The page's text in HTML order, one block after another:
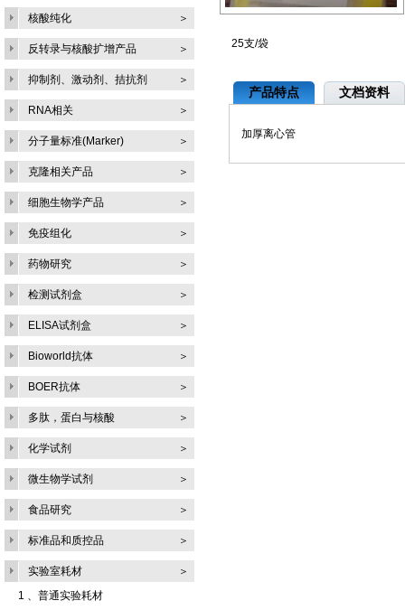
核酸纯化 ＞
反转录与核酸扩增产品 ＞
抑制剂、激动剂、拮抗剂 ＞
RNA相关 ＞
分子量标准(Marker) ＞
克隆相关产品 ＞
细胞生物学产品 ＞
免疫组化 ＞
药物研究 ＞
检测试剂盒 ＞
ELISA试剂盒 ＞
Bioworld抗体 ＞
BOER抗体 ＞
多肽，蛋白与核酸 ＞
化学试剂 ＞
微生物学试剂 ＞
食品研究 ＞
标准品和质控品 ＞
实验室耗材
＞
1 、 普通实验耗材
25支/袋
产品特点 文档资料
加厚离心管